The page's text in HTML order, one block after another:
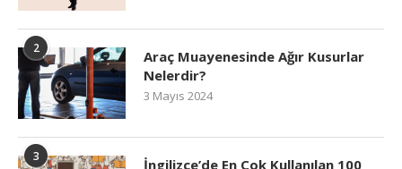
2
Araç Muayenesinde Ağır Kusurlar
Nelerdir?
3 Mayıs 2024
3
İngilizce’de En Çok Kullanılan 100